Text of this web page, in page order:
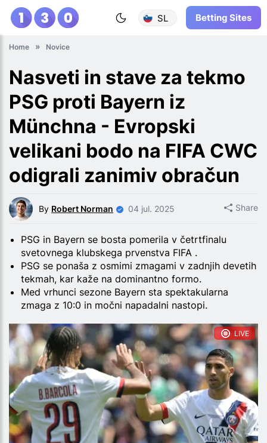
SL Betting Sites
Home Novice
Nasveti in stave za tekmo
PSG proti Bayern iz
Münchna - Evropski
velikani bodo na FIFA CWC
odigrali zanimiv obračun
By Robert Norman 04 jul. 2025 Share
PSG in Bayern se bosta pomerila v četrtfinalu
svetovnega klubskega prvenstva FIFA .
PSG se ponaša z osmimi zmagami v zadnjih devetih
tekmah, kar kaže na dominantno formo.
Med vrhunci sezone Bayern sta spektakularna
zmaga z 10:0 in močni napadalni nastopi.
LIVE